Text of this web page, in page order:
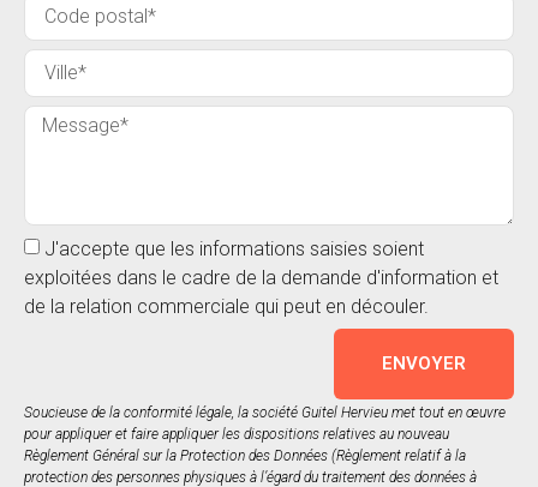
J'accepte que les informations saisies soient
exploitées dans le cadre de la demande d'information et
de la relation commerciale qui peut en découler.
ENVOYER
Soucieuse de la conformité légale, la société Guitel Hervieu met tout en œuvre
pour appliquer et faire appliquer les dispositions relatives au nouveau
Règlement Général sur la Protection des Données (Règlement relatif à la
protection des personnes physiques à l’égard du traitement des données à